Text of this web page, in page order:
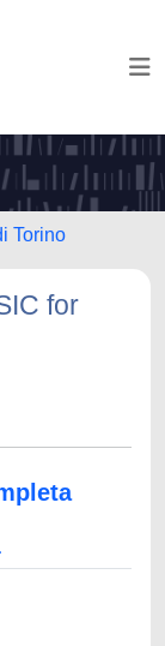
Torino
for